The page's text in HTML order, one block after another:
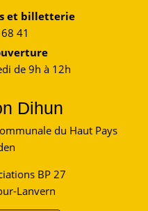
et billetterie
41
de 9h à 12h
Dihun
du Haut Pays
BP 27
Lanvern